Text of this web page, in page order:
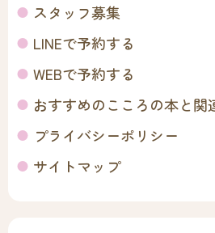
スタッフ募集
LINEで予約する
WEBで予約する
おすすめのこころの本と関
プライバシーポリシー
サイトマップ